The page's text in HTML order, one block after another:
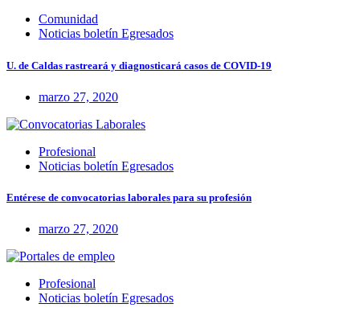
Comunidad
Noticias boletín Egresados
U. de Caldas rastreará y diagnosticará casos de COVID-19
marzo 27, 2020
Profesional
Noticias boletín Egresados
Entérese de convocatorias laborales para su profesión
marzo 27, 2020
Profesional
Noticias boletín Egresados